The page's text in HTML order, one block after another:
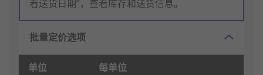
看送货日期”，查看库存和送货信息。
批量定价选项
单位 每单位